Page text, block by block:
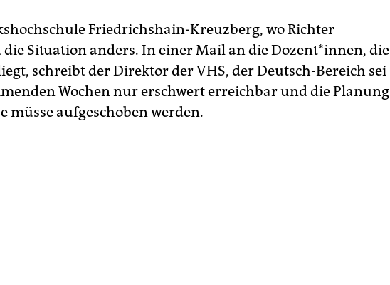
Friedrichshain-Kreuzberg, wo Richter
Situation anders. In einer Mail an die Dozent*innen, die
schreibt der Direktor der VHS, der Deutsch-Bereich sei
Wochen nur erschwert erreichbar und die Planung
müsse aufgeschoben werden.